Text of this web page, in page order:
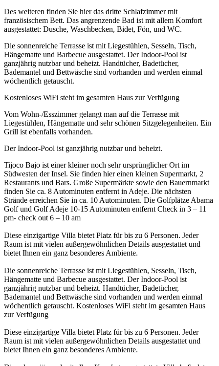
Des weiteren finden Sie hier das dritte Schlafzimmer mit
französischem Bett. Das angrenzende Bad ist mit allem Komfort
ausgestattet: Dusche, Waschbecken, Bidet, Fön, und WC.
Die sonnenreiche Terrasse ist mit Liegestühlen, Sesseln, Tisch,
Hängematte und Barbecue ausgestattet. Der Indoor-Pool ist
ganzjährig nutzbar und beheizt. Handtücher, Badetücher,
Bademantel und Bettwäsche sind vorhanden und werden einmal
wöchentlich getauscht.
Kostenloses WiFi steht im gesamten Haus zur Verfügung
Vom Wohn-/Esszimmer gelangt man auf die Terrasse mit
Liegestühlen, Hängematte und sehr schönen Sitzgelegenheiten. Ein
Grill ist ebenfalls vorhanden.
Der Indoor-Pool ist ganzjährig nutzbar und beheizt.
Tijoco Bajo ist einer kleiner noch sehr ursprünglicher Ort im
Südwesten der Insel. Sie finden hier einen kleinen Supermarkt, 2
Restaurants und Bars. Große Supermärkte sowie den Bauernmarkt
finden Sie ca. 8 Autominuten entfernt in Adeje. Die nächsten
Strände erreichen Sie in ca. 10 Autominuten. Die Golfplätze Abama
Golf und Golf Adeje 10-15 Autominuten entfernt Check in 3 – 11
pm- check out 6 – 10 am
Diese einzigartige Villa bietet Platz für bis zu 6 Personen. Jeder
Raum ist mit vielen außergewöhnlichen Details ausgestattet und
bietet Ihnen ein ganz besonderes Ambiente.
Die sonnenreiche Terrasse ist mit Liegestühlen, Sesseln, Tisch,
Hängematte und Barbecue ausgestattet. Der Indoor-Pool ist
ganzjährig nutzbar und beheizt. Handtücher, Badetücher,
Bademantel und Bettwäsche sind vorhanden und werden einmal
wöchentlich getauscht. Kostenloses WiFi steht im gesamten Haus
zur Verfügung
Diese einzigartige Villa bietet Platz für bis zu 6 Personen. Jeder
Raum ist mit vielen außergewöhnlichen Details ausgestattet und
bietet Ihnen ein ganz besonderes Ambiente.